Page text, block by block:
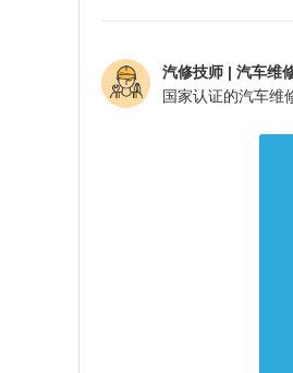
汽修技师 | 汽车维